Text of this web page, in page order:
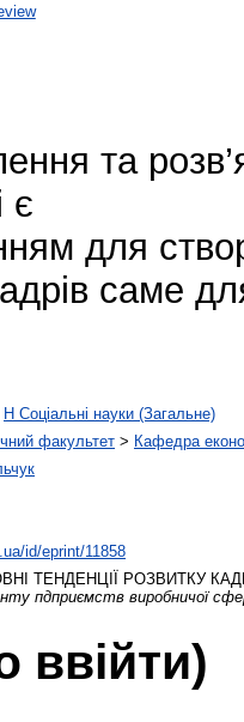
та
є
для
саме
H Соціальні науки (Загальне)
факультет > Кафедра
id/eprint/11858
ТЕНДЕНЦІЇ РОЗВИТКУ
пдприємств виробничої
ввійти)